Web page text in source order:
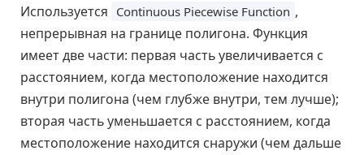
Используется Continuous Piecewise Function ,
непрерывная на границе полигона. Функция
имеет две части: первая часть увеличивается с
расстоянием, когда местоположение находится
внутри полигона (чем глубже внутри, тем лучше);
вторая часть уменьшается с расстоянием, когда
местоположение находится снаружи (чем дальше